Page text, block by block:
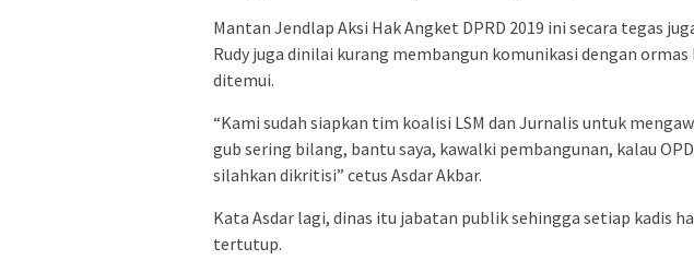
Mantan Jendlap Aksi Hak Angket DPRD 2019 ini secara tegas
Rudy juga dinilai kurang membangun komunikasi dengan ormas
ditemui.
“Kami sudah siapkan tim koalisi LSM dan Jurnalis untuk
gub sering bilang, bantu saya, kawalki pembangunan, kalau
silahkan dikritisi” cetus Asdar Akbar.
Kata Asdar lagi, dinas itu jabatan publik sehingga setiap kadis
tertutup.